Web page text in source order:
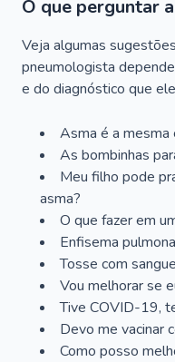
O que perguntar
Veja algumas
pneumologista
e do diagnóstico que
Asma é a mesma
As bombinhas
Meu filho pode
asma?
O que fazer em
Enfisema
Tosse com
Vou melhorar se
Tive COVID-19,
Devo me vacinar
Como posso